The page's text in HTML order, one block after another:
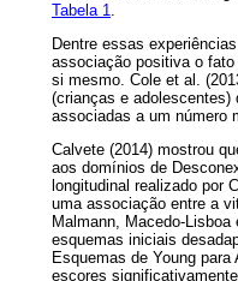
Tabela 1
Dentre essas
associação positiva o
si mesmo. Cole et al.
(crianças e adolescentes)
associadas a um número
Calvete (2014) mostrou
aos domínios de
longitudinal realizado por
uma associação entre a
Malmann, Macedo-
esquemas iniciais
Esquemas de Young
escores